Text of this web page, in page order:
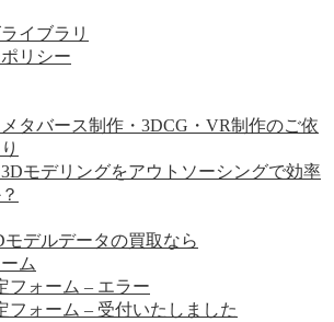
イブラリ
リシー
タバース制作・3DCG・VR制作のご依
モデリングをアウトソーシングで効率
デルデータの買取なら
ム
フォーム – エラー
フォーム – 受付いたしました